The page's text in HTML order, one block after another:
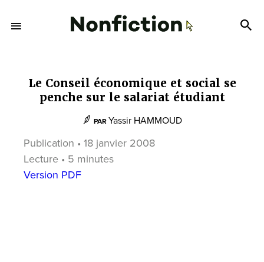
Le Conseil économique et social se
penche sur le salariat étudiant
PAR Yassir HAMMOUD
Publication • 18 janvier 2008
Lecture • 5 minutes
Version PDF